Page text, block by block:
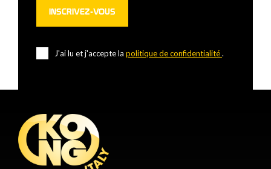
J'ai lu et j'accepte la politique de confidentialité.